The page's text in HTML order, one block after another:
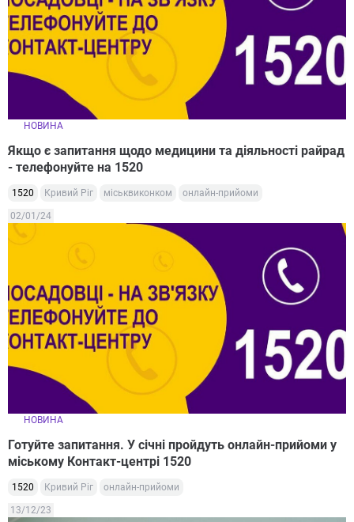
НОВИНА
Якщо є запитання щодо медицини та діяльності райрад
- телефонуйте на 1520
1520 Кривий Ріг міськвиконком онлайн-прийоми
02/01/24
НОВИНА
Готуйте запитання. У січні пройдуть онлайн-прийоми у
міському Контакт-центрі 1520
1520 Кривий Ріг онлайн-прийоми
13/12/23